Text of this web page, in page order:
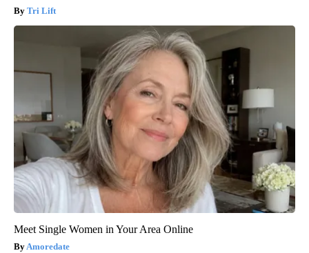
Tri Lift
Meet Single Women in Your Area Online
Amoredate